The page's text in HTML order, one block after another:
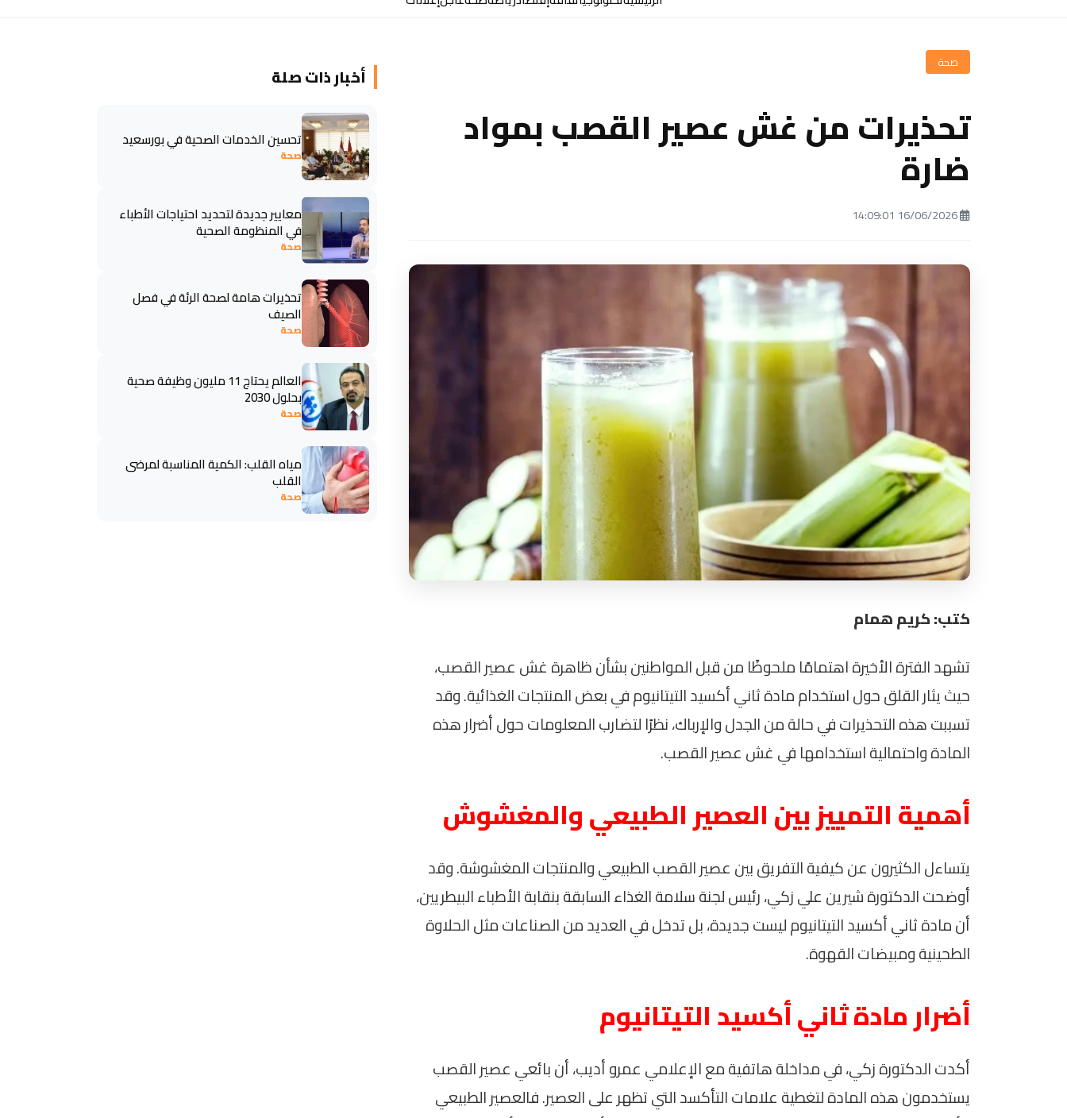
صحة
تحذيرات من غش عصير القصب بمواد
ضارة
كتب: كريم همام
تشهد الفترة الأخيرة اهتمامًا ملحوظًا من قبل المواطنين بشأن ظاهرة غش عصير القصب،
حيث يثار القلق حول استخدام مادة ثاني أكسيد التيتانيوم في بعض المنتجات الغذائية. وقد
تسببت هذه التحذيرات في حالة من الجدل والإرباك، نظرًا لتضارب المعلومات حول أضرار هذه
المادة واحتمالية استخدامها في غش عصير القصب.
أهمية التمييز بين العصير الطبيعي والمغشوش
يتساءل الكثيرون عن كيفية التفريق بين عصير القصب الطبيعي والمنتجات المغشوشة. وقد
أوضحت الدكتورة شيرين علي زكي، رئيس لجنة سلامة الغذاء السابقة بنقابة الأطباء البيطريين،
أن مادة ثاني أكسيد التيتانيوم ليست جديدة، بل تدخل في العديد من الصناعات مثل الحلاوة
الطحينية ومبيضات القهوة.
أضرار مادة ثاني أكسيد التيتانيوم
أكدت الدكتورة زكي، في مداخلة هاتفية مع الإعلامي عمرو أديب، أن بائعي عصير القصب
يستخدمون هذه المادة لتغطية علامات التأكسد التي تظهر على العصير. فالعصير الطبيعي
أخبار ذات صلة
تحسين الخدمات الصحية في بورسعيد
صحة
معايير جديدة لتحديد احتياجات الأطباء
في المنظومة الصحية
صحة
تحذيرات هامة لصحة الرئة في فصل
الصيف
صحة
العالم يحتاج 11 مليون وظيفة صحية
بحلول 2030
صحة
مياه القلب: الكمية المناسبة لمرضى
القلب
صحة